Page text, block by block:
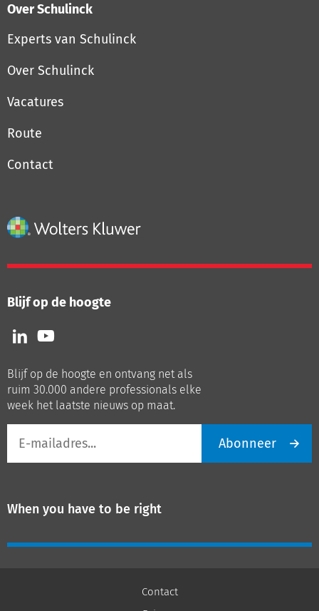
Over Schulinck
Experts van Schulinck
Over Schulinck
Vacatures
Route
Contact
Blijf op de hoogte
Volg
ons
LinkedIn
Volg
ons
Youtube
Blijf op de hoogte en ontvang net als
ruim 30.000 andere professionals elke
week het laatste nieuws op maat.
mailadres
Abonneer
When you have to be right
Contact